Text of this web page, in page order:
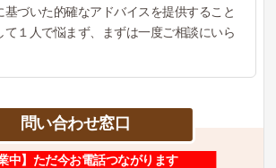
基づいた的確なアドバイスを提供すること
て１人で悩まず、まずは一度ご相談にいら
問い合わせ窓口
業中】ただ今お電話つながります